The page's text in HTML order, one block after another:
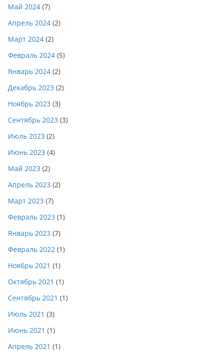
Май 2024 (7)
Апрель 2024 (2)
Март 2024 (2)
Февраль 2024 (5)
Январь 2024 (2)
Декабрь 2023 (2)
Ноябрь 2023 (3)
Сентябрь 2023 (3)
Июль 2023 (2)
Июнь 2023 (4)
Май 2023 (2)
Апрель 2023 (2)
Март 2023 (7)
Февраль 2023 (1)
Январь 2023 (7)
Февраль 2022 (1)
Ноябрь 2021 (1)
Октябрь 2021 (1)
Сентябрь 2021 (1)
Июль 2021 (3)
Июнь 2021 (1)
Апрель 2021 (1)